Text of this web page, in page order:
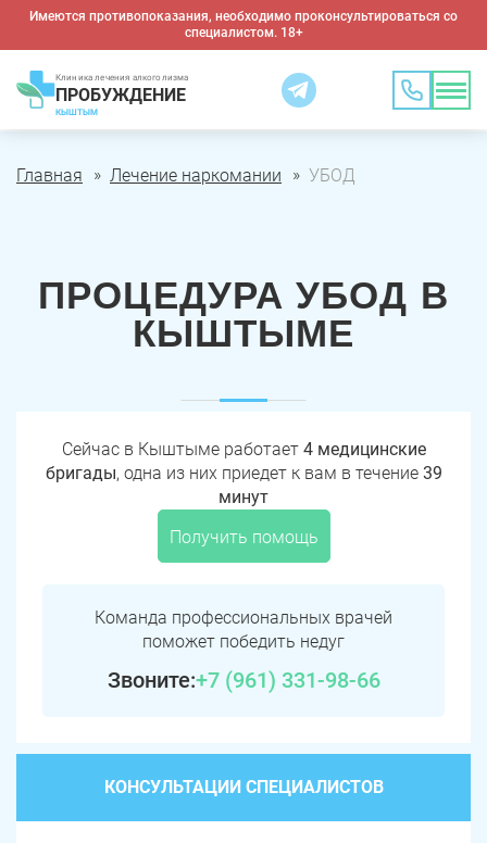
Имеются противопоказания, необходимо проконсультироваться со
специалистом. 18+
Клиника лечения алкоголизма
ПРОБУЖДЕНИЕ
КЫШТЫМ
Главная Лечение наркомании УБОД
ПРОЦЕДУРА УБОД В
КЫШТЫМЕ
Сейчас в Кыштыме работает 4 медицинские
бригады, одна из них приедет к вам в течение 39
минут
Получить помощь
Команда профессиональных врачей
поможет победить недуг
Звоните:+7 (961) 331-98-66
КОНСУЛЬТАЦИИ СПЕЦИАЛИСТОВ